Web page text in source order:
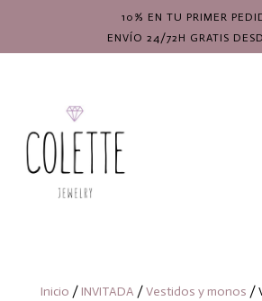
10% EN TU PRIMER
ENVÍO 24/72H GRATIS
Inicio / INVITADA /Vestidos y monos /